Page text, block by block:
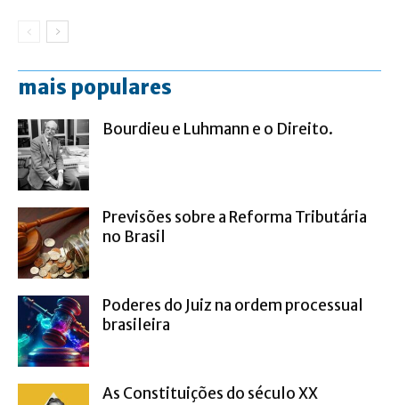
mais populares
Bourdieu e Luhmann e o Direito.
Previsões sobre a Reforma Tributária
no Brasil
Poderes do Juiz na ordem processual
brasileira
As Constituições do século XX